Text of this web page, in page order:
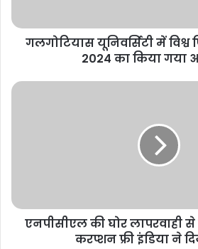
गलगोटियास यूनिवर्सिटी में विश्व
2024 का किया गया
एनपीसीएल की घोर लापरवाही
करप्शन फ्री इंडिया ने